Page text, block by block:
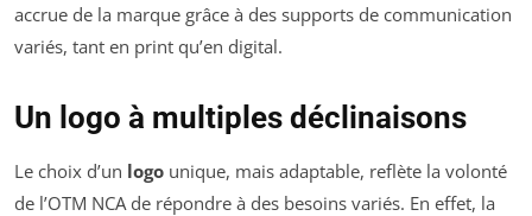
accrue de la marque grâce à des supports de communication
variés, tant en print qu’en digital.
Un logo à multiples déclinaisons
Le choix d’un logo unique, mais adaptable, reflète la volonté
de l’OTM NCA de répondre à des besoins variés. En effet, la